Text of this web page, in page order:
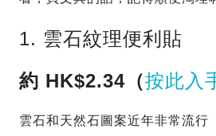
1. 雲石紋理便利貼
約 HK$2.34（按此入
雲石和天然石圖案近年非常流行